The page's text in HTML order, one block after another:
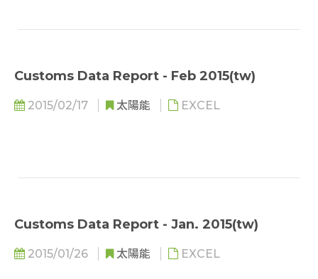
Customs Data Report - Feb 2015(tw)
2015/02/17 太陽能 EXCEL
Customs Data Report - Jan. 2015(tw)
2015/01/26 太陽能 EXCEL